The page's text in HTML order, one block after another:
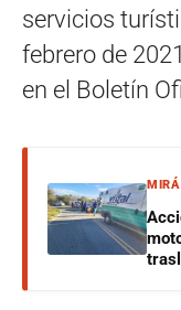
servicios
febrero de
en el Boletín